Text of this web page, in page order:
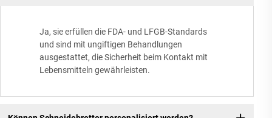
Ja, sie erfüllen die FDA- und LFGB-Standards
und sind mit ungiftigen Behandlungen
ausgestattet, die Sicherheit beim Kontakt mit
Lebensmitteln gewährleisten.